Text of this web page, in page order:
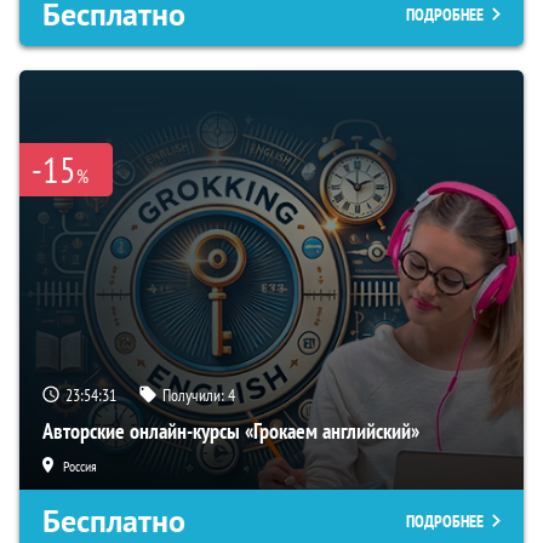
Бесплатно ПОДРОБНЕЕ
-15%
23:54:30 Получили:4
Авторские онлайн-курсы «Грокаем английский»
Россия
Бесплатно ПОДРОБНЕЕ